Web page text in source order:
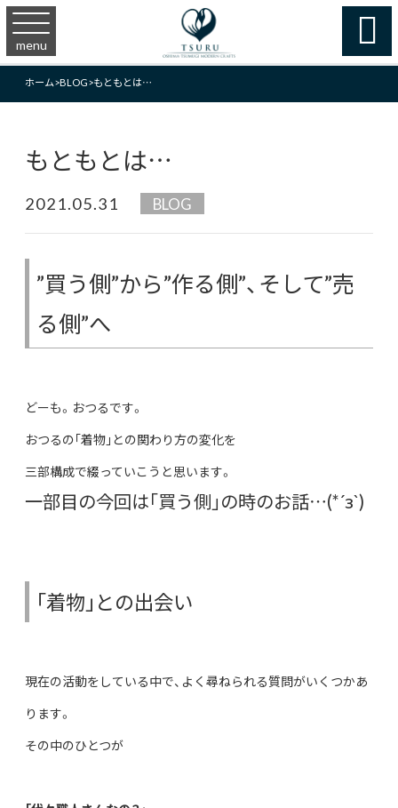
menu 
ホーム>BLOG>もともとは…
もともとは…
2021.05.31 BLOG
”買う側”から”作る側”、そして”売
る側”へ
どーも。おつるです。
おつるの｢着物｣との関わり方の変化を
三部構成で綴っていこうと思います。
一部目の今回は｢買う側｣の時のお話…(*´з`)
｢着物｣との出会い
現在の活動をしている中で、よく尋ねられる質問がいくつかあ
ります。
その中のひとつが